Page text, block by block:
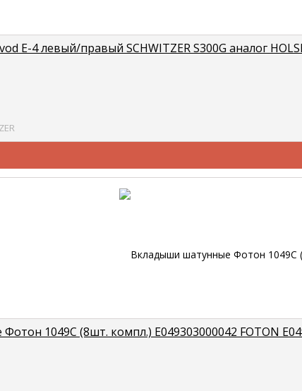
Е-4 левый/правый SCHWITZER S300G аналог
1049С (8шт. компл.) E049303000042 FOTON